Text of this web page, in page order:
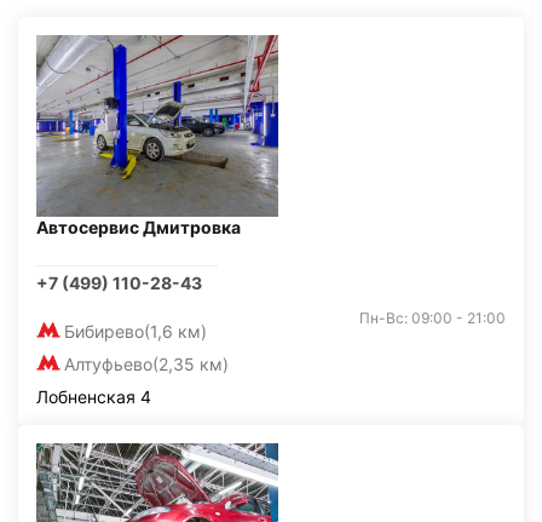
Автосервис Дмитровка
+7 (499) 110-28-43
Бибирево(1,6 км)
Алтуфьево(2,35 км)
Пн-Вс: 09:00 - 21:00
Лобненская 4